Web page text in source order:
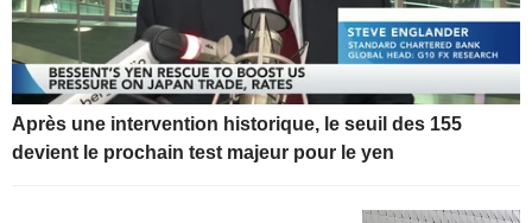
Après une intervention historique, le seuil des 155
devient le prochain test majeur pour le yen